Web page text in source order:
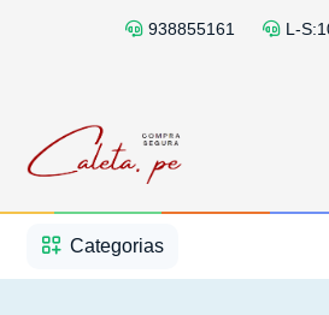
938855161 L-
Categorias